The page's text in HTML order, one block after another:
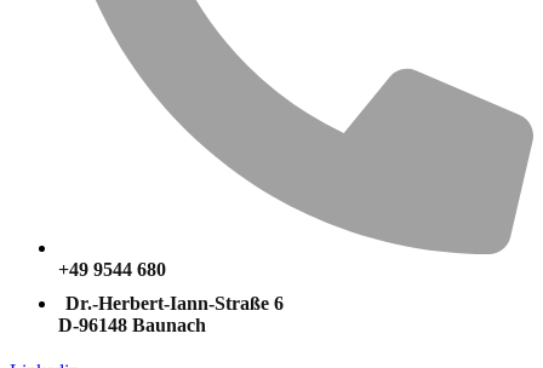
+49 9544 680
Dr.-Herbert-Iann-Straße 6
D-96148 Baunach